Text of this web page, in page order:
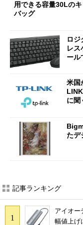
用できる容量30Lの
バッグ
ロジ
レス
ール
米国
に聞
たデ
記事ランキング
アイオー
幅値上げ